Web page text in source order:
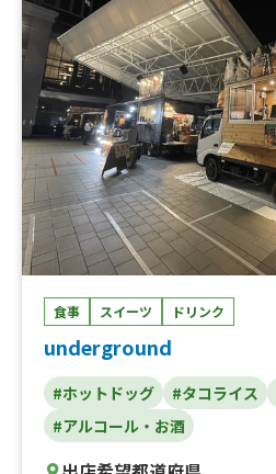
食事 スイーツ ドリンク
underground
#ホットドッグ #タコライス
#アルコール・お酒